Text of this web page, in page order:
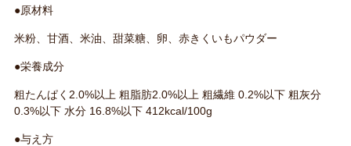
●原材料
米粉、甘酒、米油、甜菜糖、卵、赤きくいもパウダー
●栄養成分
粗たんぱく2.0%以上 粗脂肪2.0%以上 粗繊維 0.2%以下 粗灰分
0.3%以下 水分 16.8%以下 412kcal/100g
●与え方